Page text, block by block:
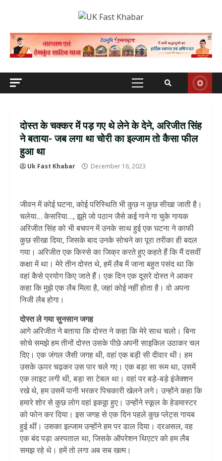
Primary
दोस्त के चक्कर में पड़ गए थे लेने के देने, अरिजीत सिंह
ने बताया- जब लगा था चोरी का इल्जाम तो कैसा फील
हुआ था
Uk Fast Khabar December 16, 2023
जीवन में कोई घटना, कोई परिस्थिति भी कुछ न कुछ सीखा जाती है।
चलेया… केसरिया…, झूमे जो पठान जैसे कई गाने गा चुके गायक
अरिजीत सिंह को भी बचपन में उनके साथ हुई एक घटना ने काफी
कुछ सीखा दिया, जिसके बाद उनके सोचने का पूरा तरीका ही बदल
गया। अरिजीत एक किस्से का जिक्र करते हुए कहते हैं कि मैं दसवीं
कक्षा में था। मेरे तीन दोस्त थे, हमें लैब में जाना बहुत पसंद था कि
वहां कैसे प्रयोग किए जाते हैं। एक दिन एक दूसरे दोस्त ने आकर
कहा कि मुझे एक लैब मिला है, जहां कोई नहीं होता है। वो अपना
निजी लैब होगा।
दोस्त ले गया सुनसान जगह
आगे अरिजीत ने बताया कि दोस्त ने कहा कि मेरे साथ चलो। बिना
सोचे समझे हम तीनों दोस्त उसके पीछे अपनी साइकिल उठाकर चल
दिए। एक जंगल जैसी जगह थी, वहां एक बड़ी सी दीवार थी। हम
उसके ऊपर चढ़कर उस पार चले गए। एक बड़ा सा रूम था, उसमें
एक लाइट लगी थी, बड़ा सा टेबल था। वहां पर बड़े-बड़े इंजेक्शन
रखे थे, हम उसमें पानी भरकर पिचकारी खेलने लगे। उन्होंने कहा कि
हमारे शोर से कुछ लोग वहां इकठ्ठा हुए। उन्होंने स्कूल के हेडमास्टर
को फोन कर दिया। इस जगह से एक दिन पहले कुछ प्लेट्स गायब
हुई थीं। उसका इल्जाम उन्होंने हम पर डाल दिया। दरअसल, वह
एक बंद पड़ा अस्पताल था, जिसके ऑपरेशन थिएटर को हम लैब
समझ रहे थे। हमें तो लगा अब सब खत्म।